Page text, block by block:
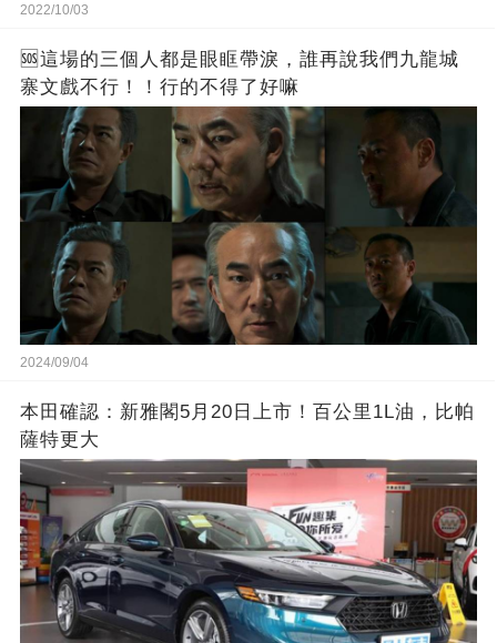
2022/10/03
🆘這場的三個人都是眼眶帶淚，誰再說我們九龍城
寨文戲不行！！行的不得了好嘛
2024/09/04
本田確認：新雅閣5月20日上市！百公里1L油，比帕
薩特更大